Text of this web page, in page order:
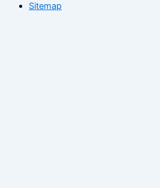
Sitemap